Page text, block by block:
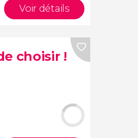
Voir détails
choisir !